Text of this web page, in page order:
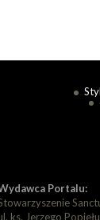
Portalu:
ks. Jerzego